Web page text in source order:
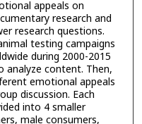
appeals on
research and
research questions.
testing campaigns
during 2000-2015
content. Then,
emotional appeals
discussion. Each
into 4 smaller
male consumers,